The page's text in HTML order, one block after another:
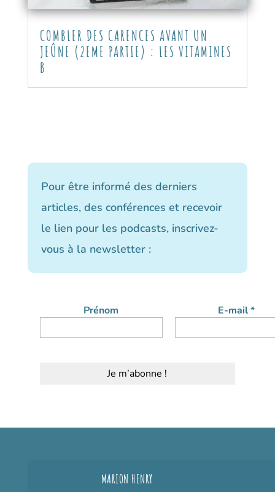
COMBLER DES CARENCES AVANT UN
JEÛNE (2EME PARTIE) : LES VITAMINES
B
Pour être informé des derniers
articles, des conférences et recevoir
le lien pour les podcasts, inscrivez-
vous à la newsletter :
Prénom E-mail*
MARION HENRY